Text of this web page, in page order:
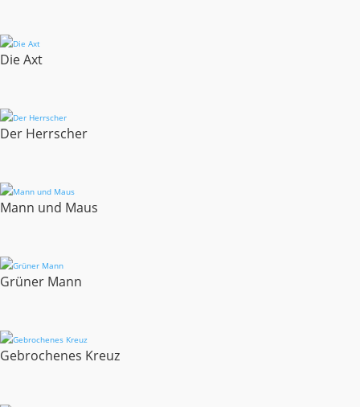
Die Axt
Der Herrscher
Mann und Maus
Grüner Mann
Gebrochenes Kreuz